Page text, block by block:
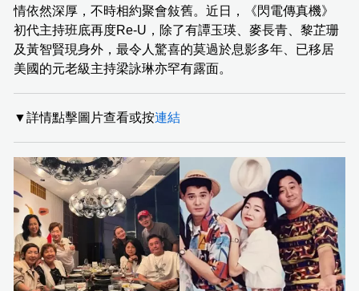
情依然深厚，不時相約聚會敍舊。近日，《閃電傳真機》
初代主持班底再度Re-U，除了有譚玉瑛、麥長青、黎芷珊
及黃智賢現身外，最令人驚喜的莫過於息影多年、已移居
美國的元老級主持梁詠琳亦罕有露面。
▼詳情點擊圖片查看或按連結